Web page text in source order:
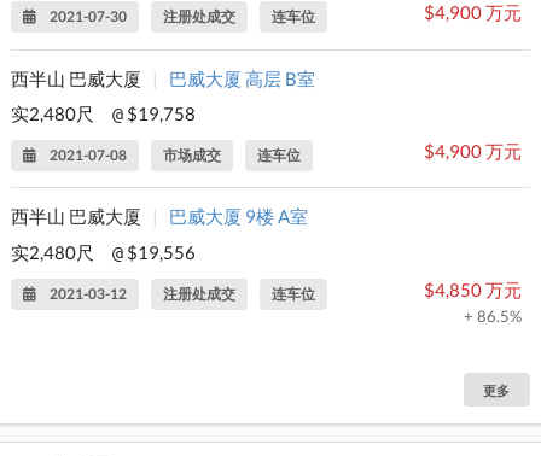
2021-07-30 注册处成交 连车位 $4,900 万元
西半山 巴威大厦 |
巴威大厦 高层 B室
实2,480尺
@ $19,758
2021-07-08 市场成交 连车位 $4,900 万元
西半山 巴威大厦
巴威大厦 9楼 A室
实2,480尺
@ $19,556
2021-03-12 注册处成交 连车位 $4,850 万元
+ 86.5%
更多